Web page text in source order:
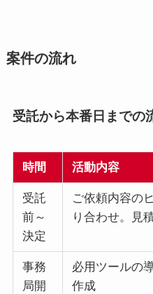
案件の流れ
受託から本番日までの
時間 活動内容
受託
前～
決定
ご依頼内容の
り合わせ。見
事務
局開
必用ツールの
作成